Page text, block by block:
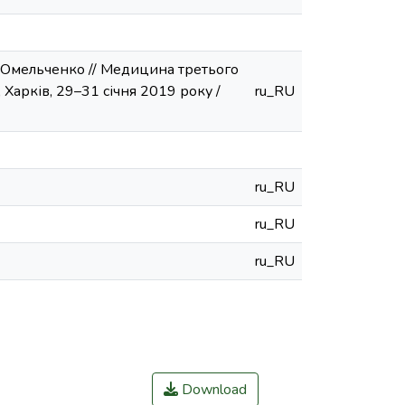
Омельченко // Медицина третього
Харків, 29–31 січня 2019 року /
ru_RU
ru_RU
ru_RU
ru_RU
Download